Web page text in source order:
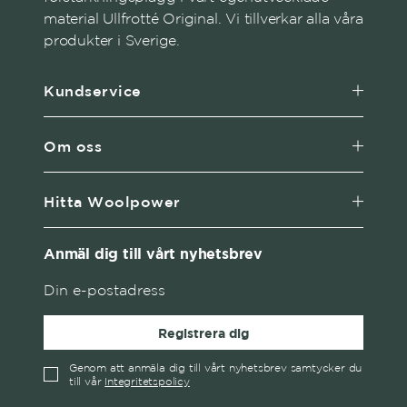
material Ullfrotté Original. Vi tillverkar alla våra
produkter i Sverige.
Kundservice
Om oss
Hitta Woolpower
Anmäl dig till vårt nyhetsbrev
Registrera dig
Genom att anmäla dig till vårt nyhetsbrev samtycker du
till vår Integritetspolicy